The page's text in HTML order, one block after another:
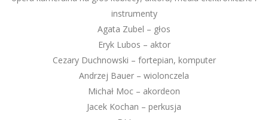
instrumenty
Agata Zubel – głos
Eryk Lubos – aktor
Cezary Duchnowski – fortepian, komputer
Andrzej Bauer – wiolonczela
Michał Moc – akordeon
Jacek Kochan – perkusja